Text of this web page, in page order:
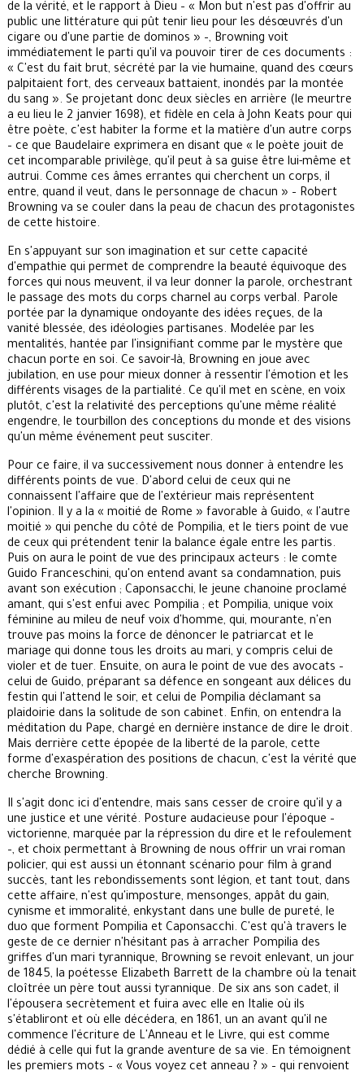
de la vérité, et le rapport à Dieu – « Mon but n'est pas d'offrir au
public une littérature qui pût tenir lieu pour les désœuvrés d'un
cigare ou d'une partie de dominos » –, Browning voit
immédiatement le parti qu'il va pouvoir tirer de ces documents :
« C'est du fait brut, sécrété par la vie humaine, quand des cœurs
palpitaient fort, des cerveaux battaient, inondés par la montée
du sang ». Se projetant donc deux siècles en arrière (le meurtre
a eu lieu le 2 janvier 1698), et fidèle en cela à John Keats pour qui
être poète, c'est habiter la forme et la matière d'un autre corps
– ce que Baudelaire exprimera en disant que « le poète jouit de
cet incomparable privilège, qu'il peut à sa guise être lui-même et
autrui. Comme ces âmes errantes qui cherchent un corps, il
entre, quand il veut, dans le personnage de chacun » – Robert
Browning va se couler dans la peau de chacun des protagonistes
de cette histoire.
En s'appuyant sur son imagination et sur cette capacité
d'empathie qui permet de comprendre la beauté équivoque des
forces qui nous meuvent, il va leur donner la parole, orchestrant
le passage des mots du corps charnel au corps verbal. Parole
portée par la dynamique ondoyante des idées reçues, de la
vanité blessée, des idéologies partisanes. Modelée par les
mentalités, hantée par l'insignifiant comme par le mystère que
chacun porte en soi. Ce savoir-là, Browning en joue avec
jubilation, en use pour mieux donner à ressentir l'émotion et les
différents visages de la partialité. Ce qu'il met en scène, en voix
plutôt, c'est la relativité des perceptions qu'une même réalité
engendre, le tourbillon des conceptions du monde et des visions
qu'un même événement peut susciter.
Pour ce faire, il va successivement nous donner à entendre les
différents points de vue. D'abord celui de ceux qui ne
connaissent l'affaire que de l'extérieur mais représentent
l'opinion. Il y a la « moitié de Rome » favorable à Guido, « l'autre
moitié » qui penche du côté de Pompilia, et le tiers point de vue
de ceux qui prétendent tenir la balance égale entre les partis.
Puis on aura le point de vue des principaux acteurs : le comte
Guido Franceschini, qu'on entend avant sa condamnation, puis
avant son exécution ; Caponsacchi, le jeune chanoine proclamé
amant, qui s'est enfui avec Pompilia ; et Pompilia, unique voix
féminine au mileu de neuf voix d'homme, qui, mourante, n'en
trouve pas moins la force de dénoncer le patriarcat et le
mariage qui donne tous les droits au mari, y compris celui de
violer et de tuer. Ensuite, on aura le point de vue des avocats –
celui de Guido, préparant sa défence en songeant aux délices du
festin qui l'attend le soir, et celui de Pompilia déclamant sa
plaidoirie dans la solitude de son cabinet. Enfin, on entendra la
méditation du Pape, chargé en dernière instance de dire le droit.
Mais derrière cette épopée de la liberté de la parole, cette
forme d'exaspération des positions de chacun, c'est la vérité que
cherche Browning.
Il s'agit donc ici d'entendre, mais sans cesser de croire qu'il y a
une justice et une vérité. Posture audacieuse pour l'époque –
victorienne, marquée par la répression du dire et le refoulement
–, et choix permettant à Browning de nous offrir un vrai roman
policier, qui est aussi un étonnant scénario pour film à grand
succès, tant les rebondissements sont légion, et tant tout, dans
cette affaire, n'est qu'imposture, mensonges, appât du gain,
cynisme et immoralité, enkystant dans une bulle de pureté, le
duo que forment Pompilia et Caponsacchi. C'est qu'à travers le
geste de ce dernier n'hésitant pas à arracher Pompilia des
griffes d'un mari tyrannique, Browning se revoit enlevant, un jour
de 1845, la poétesse Elizabeth Barrett de la chambre où la tenait
cloîtrée un père tout aussi tyrannique. De six ans son cadet, il
l'épousera secrètement et fuira avec elle en Italie où ils
s'établiront et où elle décédera, en 1861, un an avant qu'il ne
commence l'écriture de L'Anneau et le Livre, qui est comme
dédié à celle qui fut la grande aventure de sa vie. En témoignent
les premiers mots – « Vous voyez cet anneau ? » – qui renvoient